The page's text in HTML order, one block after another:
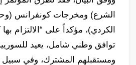
الشرع) ومخرجات كونفرانس
الكردي)، مؤكداً على “الالتزام
توافق وطني شامل، يعيد
ومستقبلهم المشترك، وفي